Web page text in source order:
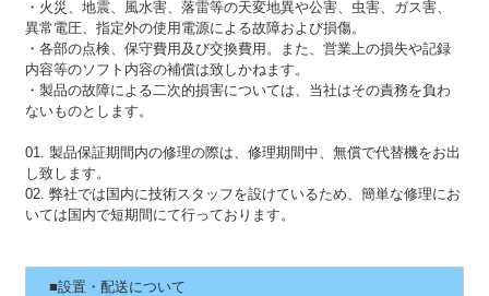
・火災、地震、風水害、落雷等の天変地異や公害、虫害、ガス害、
異常電圧、指定外の使用電源による故障および損傷。
・各部の点検、保守費用及び交換費用。また、営業上の損失や記録
内容等のソフト内容の補償は致しかねます。
・製品の故障による二次的損害については、当社はその責務を負わ
ないものとします。
01. 製品保証期間内の修理の際は、修理期間中、無償で代替機をお出
し致します。
02. 弊社では国内に技術スタッフを設けているため、簡単な修理にお
いては国内で短期間にて行っております。
■設置・配送について